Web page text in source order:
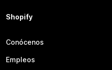
Shopify
Conócenos
Empleos